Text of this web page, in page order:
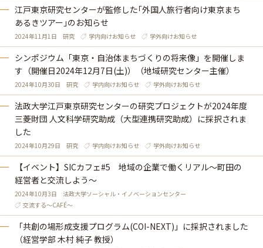
江戸東京研究センターが監修した｢外国人旅行者向け東京まち
あるきツアー｣のお知らせ
2024年11月1日 研究 学内向けお知らせ 学外向けお知らせ
シンポジウム「東京・自治体まちづくりの将来像」を開催しま
す（開催日2024年12月7日(土)）（地域研究センター主催）
2024年10月30日 研究 学内向けお知らせ 学外向けお知らせ
法政大学江戸東京研究センターの研究プロジェクトが2024年度
三菱財団 人文科学研究助成（大型連携研究助成）に採択されま
した
2024年10月29日 研究 学内向けお知らせ 学外向けお知らせ
【イベント】SICカフェ#5 地域の企業で働くリアル～町田の
経営者と交流しよう～
2024年10月3日
法政大学ソーシャル・イノベーションセンター
交流する～CAFÉ～
「共創の場形成支援プログラム(COI-NEXT)」に採択されました
（経営学部 木村 純子 教授）